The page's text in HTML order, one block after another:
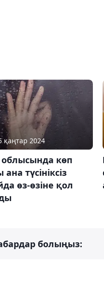
қаңтар 2024
облысында көп
түсініксіз
өз-өзіне қол
болыңыз: